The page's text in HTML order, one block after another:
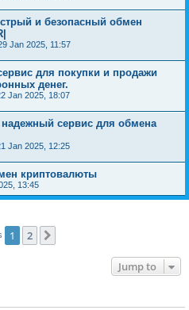
и безопасный обмен
Jan 2025, 11:57
для покупки и продажи
денег.
Jan 2025, 18:07
сервис для обмена
Jan 2025, 12:25
криптовалюты
13:45
1 2
Jump to